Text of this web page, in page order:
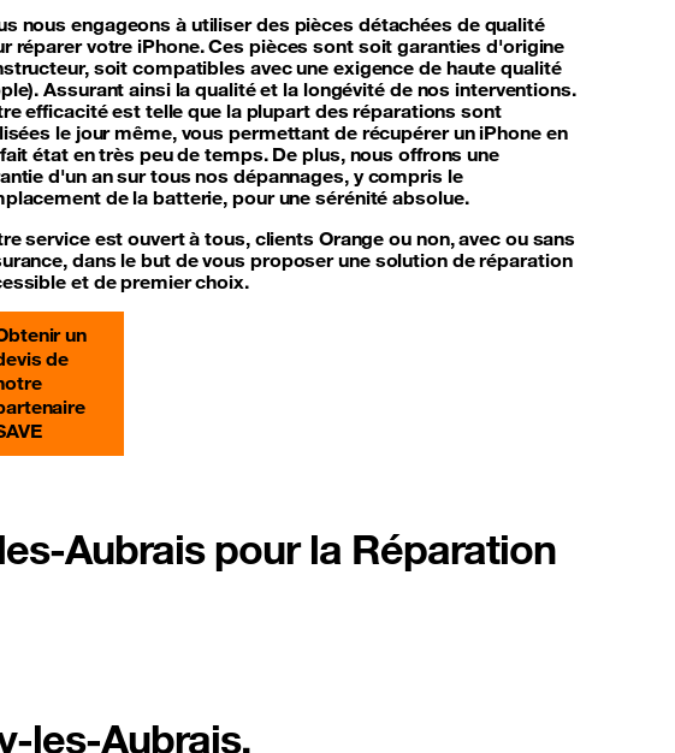
nous engageons à utiliserdes pièces détachées de qualité
réparer votre iPhone. Ces pièces sont soit garanties d'origine
soit compatibles avec une exigence de haute qualité
Assurant ainsi la qualité et la longévité de nos interventions.
efficacité est telle que la plupart des réparations sont
le jour même, vous permettant de récupérer un iPhone en
état en très peu de temps. De plus, nous offrons une
d'un an sur tous nos dépannages, y compris le
de la batterie, pour une sérénité absolue.
service est ouvert à tous, clients Orange ou non, avec ou sans
, dans le but de vous proposer une solution de réparation
et de premier choix.
un
de
Aubrais pour la Réparation
les-Aubrais.